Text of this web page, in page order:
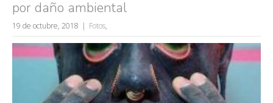
por daño ambiental
19 de octubre, 2018 Fotos,